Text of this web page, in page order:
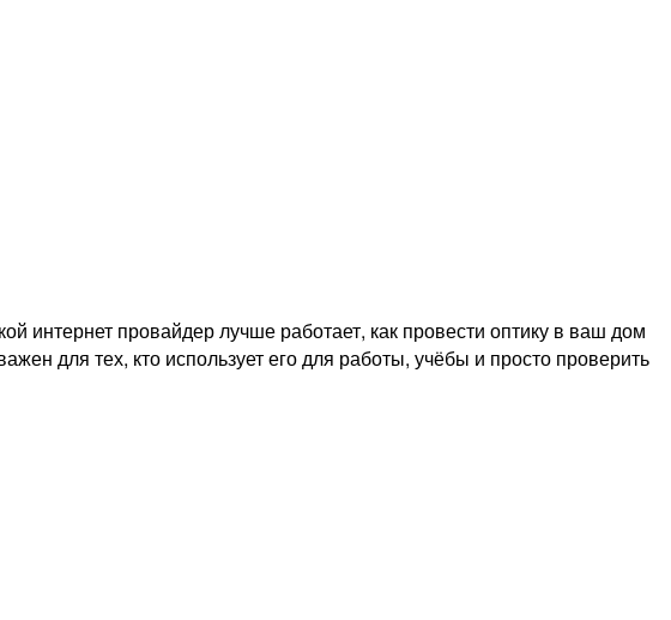
провайдер лучше работает, как провести оптику в ваш дом
для тех, кто использует его для работы, учёбы и просто проверить